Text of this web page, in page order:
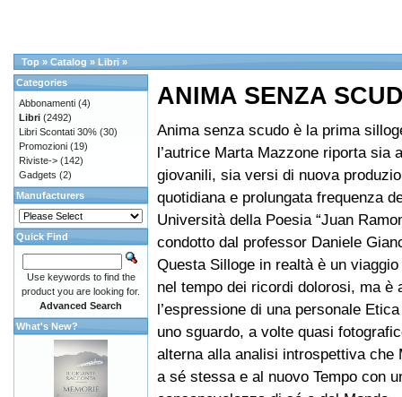
Top » Catalog » Libri »
ANIMA SENZA
Anima senza scudo è la prima
l’autrice Marta Mazzone riporta sia
giovanili, sia versi di nuova
quotidiana e prolungata frequenza
Università della Poesia “Juan
condotto dal professor Daniele
Questa Silloge in realtà è un viaggio
nel tempo dei ricordi dolorosi, ma è
l’espressione di una personale
uno sguardo, a volte quasi
alterna alla analisi introspettiva che
a sé stessa e al nuovo Tempo con
Categories
Abbonamenti (4)
Libri (2492)
Libri Scontati 30% (30)
Promozioni (19)
Riviste-> (142)
Gadgets (2)
Manufacturers
Quick Find
Use keywords to find the
product you are looking for.
Advanced Search
What's New?